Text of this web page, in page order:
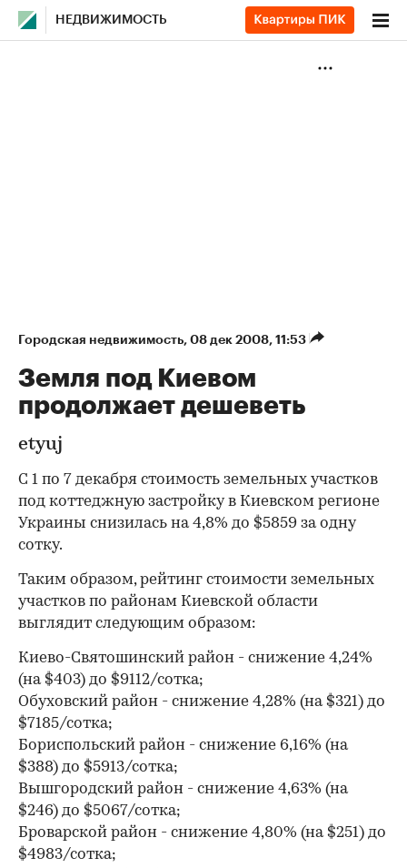
НЕДВИЖИМОСТЬ
Городская недвижимость⁠, 08 дек 2008, 11:53
Земля под Киевом
продолжает дешеветь
etyuj
С 1 по 7 декабря стоимость земельных участков
под коттеджную застройку в Киевском регионе
Украины снизилась на 4,8% до $5859 за одну
сотку.
Таким образом, рейтинг стоимости земельных
участков по районам Киевской области
выглядит следующим образом:
Киево-Святошинский район - снижение 4,24%
(на $403) до $9112/сотка;
Обуховский район - снижение 4,28% (на $321) до
$7185/сотка;
Бориспольский район - снижение 6,16% (на
$388) до $5913/сотка;
Вышгородский район - снижение 4,63% (на
$246) до $5067/сотка;
Броварской район - снижение 4,80% (на $251) до
$4983/сотка;